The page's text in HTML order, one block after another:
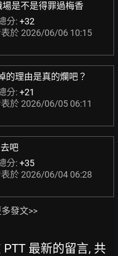
是不是得罪過梅香
分: +32
於 2026/06/06 10:15
的理由是真的爛吧？
分: +21
於 2026/06/05 06:11
吧
分: +35
於 2026/06/04 06:28
發文>>
最新的留言, 共